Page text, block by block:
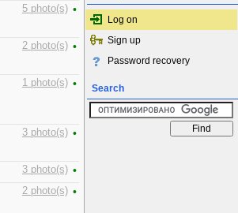
5 photo(s) •
2 photo(s) •
1 photo(s) •
3 photo(s) •
3 photo(s) •
2 photo(s) •
Log on
Sign up
Password recovery
Search